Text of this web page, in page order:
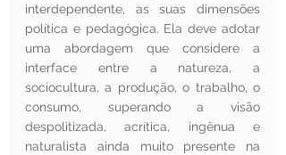
interdependente, as suas dimensões
política e pedagógica. Ela deve adotar
uma abordagem que considere a
interface entre a natureza, a
sociocultura, a produção, o trabalho, o
consumo, superando a visão
despolitizada, acrítica, ingênua e
naturalista ainda muito presente na